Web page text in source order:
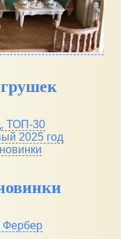
ТОП-30
2025 год
Фербер